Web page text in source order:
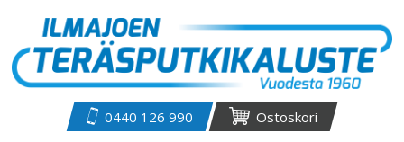
0440 126 990 Ostoskori